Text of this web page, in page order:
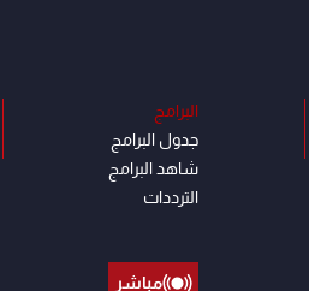
البرامج
جدول البرامج
شاهد البرامج
الترددات
مباشر